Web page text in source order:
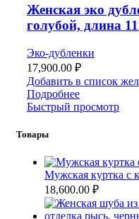
Женская эко
голубой, длина
Эко-дубленки
17,900.00 ₽
Добавить в список
Подробнее
Быстрый просмотр
Товары
Мужская куртка с
18,600.00 ₽